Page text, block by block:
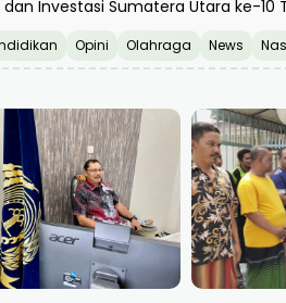
dan Investasi Sumatera Utara ke-10
Opini Olahraga News